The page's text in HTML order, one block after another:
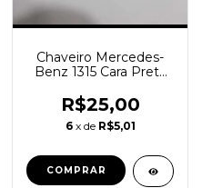
Chaveiro Mercedes-
Benz 1315 Cara Preta
R$25,00
6 x de R$5,01